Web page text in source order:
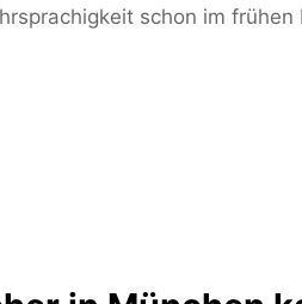
schon im frühen